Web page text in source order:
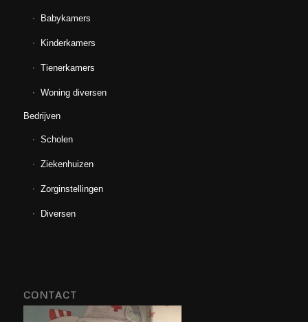
Babykamers
Kinderkamers
Tienerkamers
Woning diversen
Bedrijven
Scholen
Ziekenhuizen
Zorginstellingen
Diversen
CONTACT